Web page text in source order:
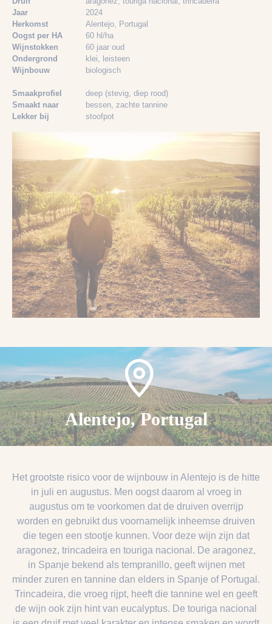
Jaar
2024
Herkomst
Alentejo, Portugal
Oogst per HA
60 hl/ha
Wijnstokken
60 jaar oud
Ondergrond
klei, leisteen
Wijnbouw
biologisch
Smaakprofiel
deep (stevig, diep rood)
Smaakt naar
bessen, zachte tannine
Lekker bij
stoofpot
Alentejo, Portugal
Het grootste risico voor de wijnbouw in Alentejo is de hitte
in juli en augustus. Men oogst daarom al vroeg in
augustus om te voorkomen dat de druiven overrijp
worden en gebruikt dus voornamelijk inheemse druiven
die tegen een stootje kunnen. Voor deze wijn zijn dat
aragonez, trincadeira en touriga nacional. De aragonez,
in Spanje bekend als tempranillo, geeft wijnen met
minder zuren en tannine dan elders in Spanje of Portugal.
Trincadeira, die vroeg rijpt, heeft die tannine wel en geeft
de wijn ook zijn hint van eucalyptus. De touriga nacional